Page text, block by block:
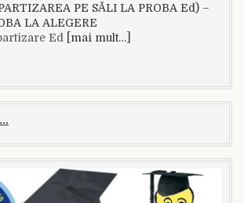
PE SĂLI LA PROBA Ed) –
LA ALEGERE
Ed [mai mult…]